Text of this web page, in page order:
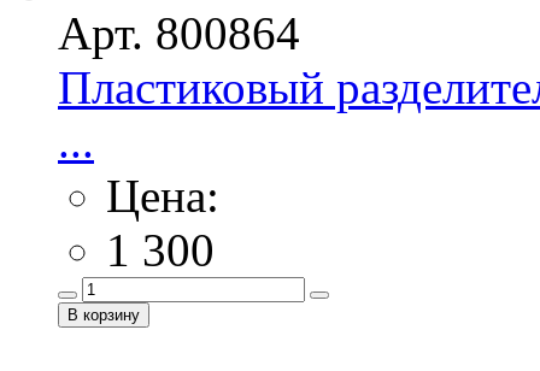
Арт. 800864
Пластиковый
...
Цена:
1 300